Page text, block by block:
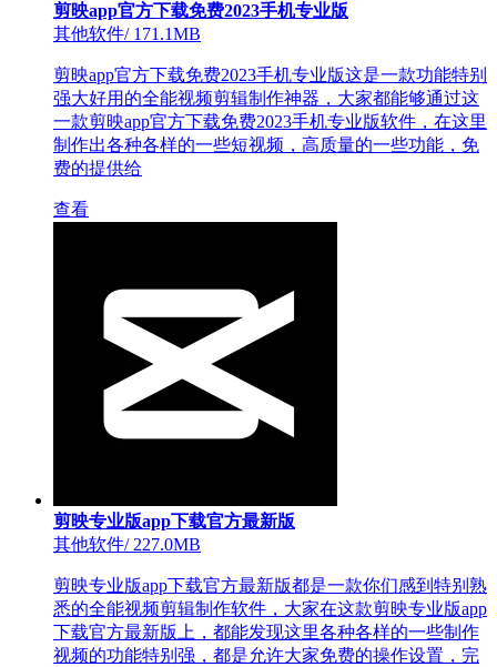
剪映app官方下载免费2023手机专业版
其他软件/171.1MB
剪映app官方下载免费2023手机专业版这是一款功能特别
强大好用的全能视频剪辑制作神器，大家都能够通过这
一款剪映app官方下载免费2023手机专业版软件，在这里
制作出各种各样的一些短视频，高质量的一些功能，免
费的提供给
查看
剪映专业版app下载官方最新版
其他软件/227.0MB
剪映专业版app下载官方最新版都是一款你们感到特别熟
悉的全能视频剪辑制作软件，大家在这款剪映专业版app
下载官方最新版上，都能发现这里各种各样的一些制作
视频的功能特别强，都是允许大家免费的操作设置，完